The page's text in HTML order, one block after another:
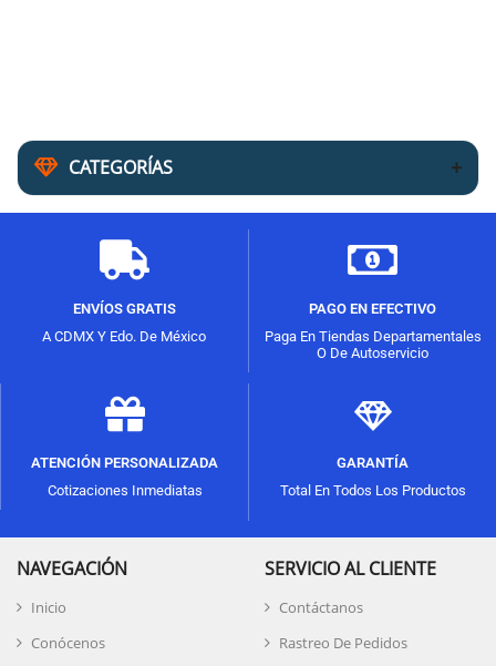
CATEGORÍAS
ENVÍOS GRATIS
A CDMX Y Edo. De México
PAGO EN EFECTIVO
Paga En Tiendas Departamentales
O De Autoservicio
ATENCIÓN PERSONALIZADA
Cotizaciones Inmediatas
GARANTÍA
Total En Todos Los Productos
NAVEGACIÓN
Inicio
Conócenos
SERVICIO AL CLIENTE
Contáctanos
Rastreo De Pedidos